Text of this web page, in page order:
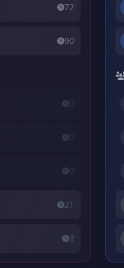
72'
90'
0'
0'
0'
21'
8'